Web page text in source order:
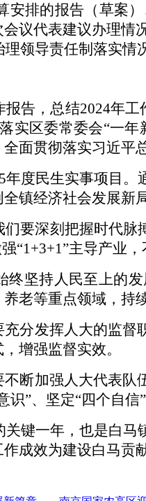
安排的报告（草案
议代表建议办理情
领导责任制落实
报告，总结2024年工
实区委常委会“一
面贯彻落实习近平
年度民生实事项目。
镇经济社会发展新
要深刻把握时代脉
“1+3+1”主导产业，
终坚持人民至上的
老等重点领域，持
分发挥人大的监
增强监督实效。
断加强人大代表
识”、坚定“四个自
键一年，也是白
成效为建设白马贡